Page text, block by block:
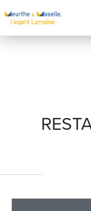
Prénom*